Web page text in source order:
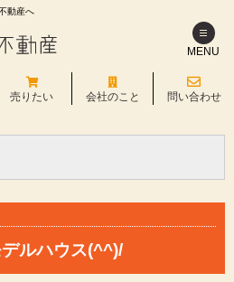
動産へ
MENU
売りたい 会社のこと 問い合わせ
ルハウス(^^)/